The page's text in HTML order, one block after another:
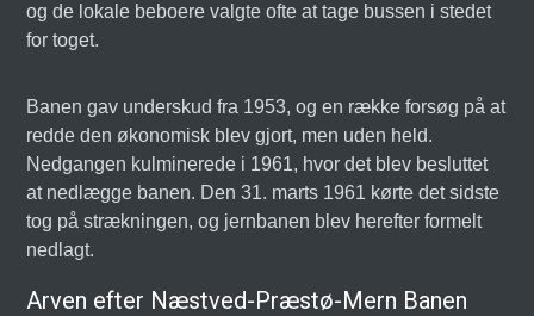
og de lokale beboere valgte ofte at tage bussen i stedet
for toget.
Banen gav underskud fra 1953, og en række forsøg på at
redde den økonomisk blev gjort, men uden held.
Nedgangen kulminerede i 1961, hvor det blev besluttet
at nedlægge banen. Den 31. marts 1961 kørte det sidste
tog på strækningen, og jernbanen blev herefter formelt
nedlagt.
Arven efter Næstved-Præstø-Mern Banen